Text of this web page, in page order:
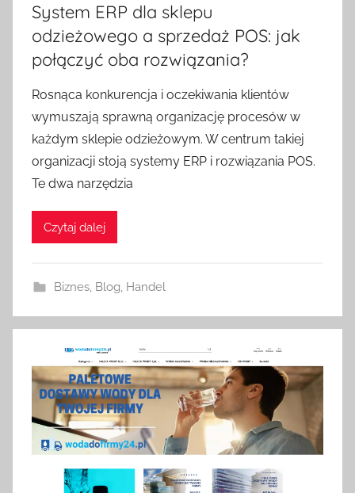
System ERP dla sklepu
odzieżowego a sprzedaż POS: jak
połączyć oba rozwiązania?
Rosnąca konkurencja i oczekiwania klientów
wymuszają sprawną organizację procesów w
każdym sklepie odzieżowym. W centrum takiej
organizacji stoją systemy ERP i rozwiązania POS.
Te dwa narzędzia
Czytaj dalej
Biznes, Blog, Handel